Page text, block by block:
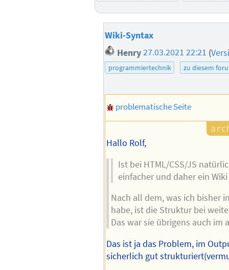
Wiki-Syntax
Henry27.03.2021 22:21 (
programmiertechnik zu diesem
problematische Seite
Hallo Rolf,
Ist bei HTML/CSS/JS
einfacher und daher ein
Nach all dem, was ich bisher
habe, ist die Struktur bei
Das war sie übrigens auch
Das ist ja das Problem, im
sicherlich gut